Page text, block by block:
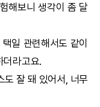
해보니 생각이 좀 달
택일 관련해서도 같이
더라고요.
도 잘 돼 있어서, 너무